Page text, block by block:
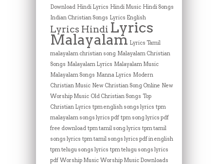
Download Hindi Lyrics Hindi Music Hindi Songs
Indian Christian Songs Lyrics English
Lyrics Hindi Lyrics
Malayalam Lyrics Tamil
malayalam christian song Malayalam Christian
Songs Malayalam Lyrics Malayalam Music
Malayalam Songs Manna Lyrics Modern
Christian Music New Christian Song Online New
Worship Music Old Christian Songs Top
Christian Lyrics tpm english songs lyrics tpm
malayalam songs lyrics pdf tpm song lyrics pdf
free download tpm tamil song lyrics tpm tamil
songs lyrics tpm tamil songs lyrics pdf in english
tpm telugu songs lyrics tpm telugu songs lyrics
pdf Worship Music Worship Music Downloads